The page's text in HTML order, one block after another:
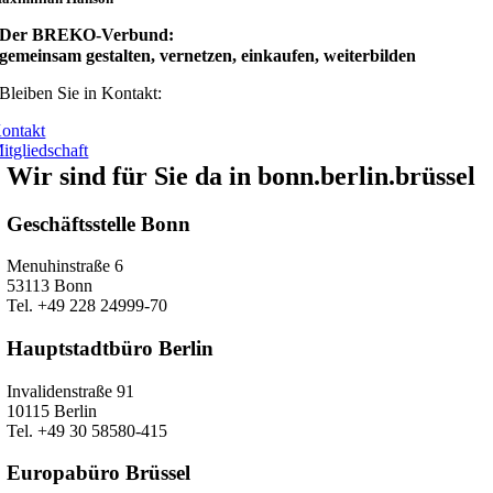
Der BREKO-Verbund:
gemeinsam gestalten, vernetzen, einkaufen, weiterbilden
Bleiben Sie in Kontakt:
Wir sind für Sie da in bonn.berlin.brüssel
Geschäftsstelle Bonn
Menuhinstraße 6
53113 Bonn
Tel. +49 228 24999-70
Hauptstadtbüro Berlin
Invalidenstraße 91
10115 Berlin
Tel. +49 30 58580-415
Europabüro Brüssel